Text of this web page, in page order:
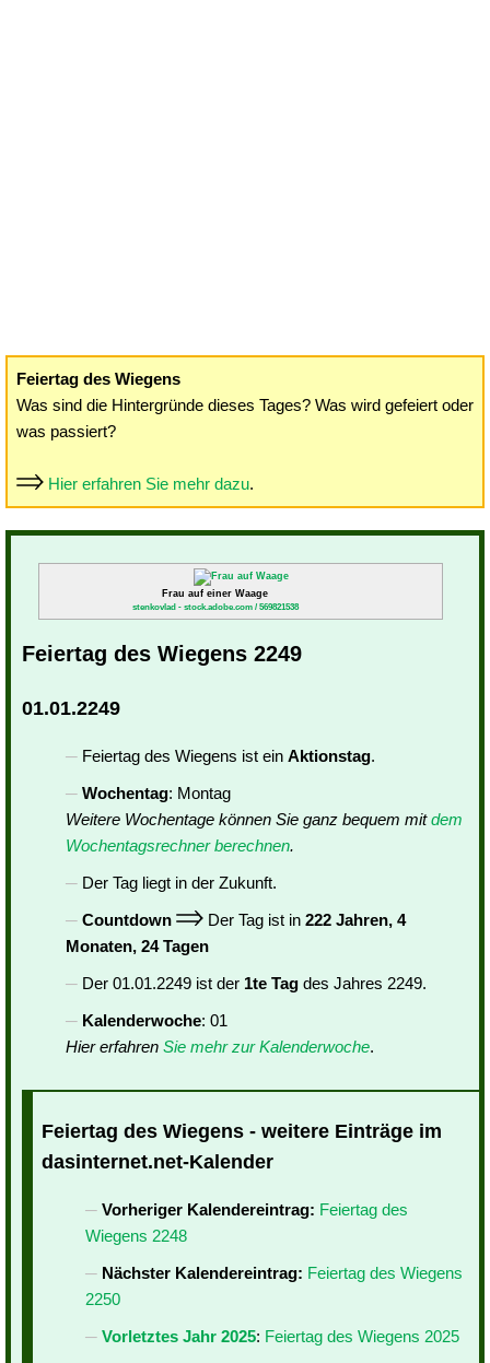
Feiertag des Wiegens
Was sind die Hintergründe dieses Tages? Was wird gefeiert oder
was passiert?
Hier erfahren Sie mehr dazu.
Frau auf einer Waage
stenkovlad - stock.adobe.com / 569821538
Feiertag des Wiegens 2249
01.01.2249
Feiertag des Wiegens ist ein Aktionstag.
Wochentag: Montag
Weitere Wochentage können Sie ganz bequem mitdem
Wochentagsrechner berechnen.
Der Tag liegt in der Zukunft.
Countdown
Der Tag ist in 222 Jahren, 4
Monaten, 24 Tagen
Der 01.01.2249 ist der 1te Tag des Jahres 2249.
Kalenderwoche: 01
Hier erfahren Sie mehr zur Kalenderwoche.
Feiertag des Wiegens - weitere Einträge im
dasinternet.net-Kalender
Vorheriger Kalendereintrag: Feiertag des
Wiegens 2248
Nächster Kalendereintrag: Feiertag des Wiegens
2250
Vorletztes Jahr 2025: Feiertag des Wiegens 2025